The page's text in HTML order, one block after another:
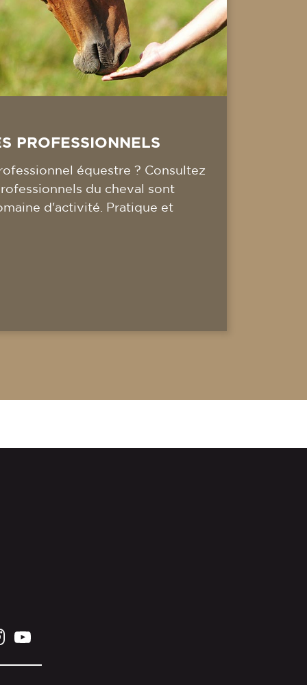
PROFESSIONNELS
équestre ? Consultez
du cheval sont
d'activité. Pratique et